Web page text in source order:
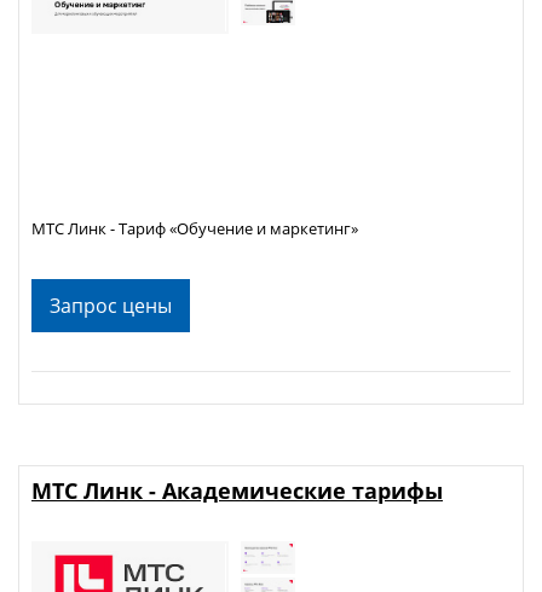
Запрос цены
МТС Линк - Тариф «Обучение и маркетинг»
МТС Линк - Академические тарифы